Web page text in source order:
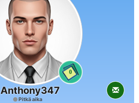
0
Anthony347
Pitkä aika